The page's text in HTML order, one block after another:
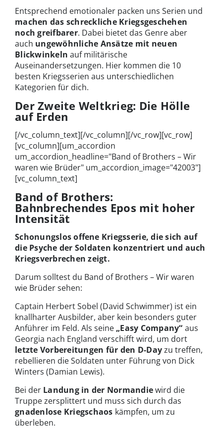
Entsprechend emotionaler packen uns Serien und
machen das schreckliche Kriegsgeschehen
noch greifbarer. Dabei bietet das Genre aber
auch ungewöhnliche Ansätze mit neuen
Blickwinkeln auf militärische
Auseinandersetzungen. Hier kommen die 10
besten Kriegsserien aus unterschiedlichen
Kategorien für dich.
Der Zweite Weltkrieg: Die Hölle
auf Erden
[/vc_column_text][/vc_column][/vc_row][vc_row]
[vc_column][um_accordion
um_accordion_headline="Band of Brothers – Wir
waren wie Brüder" um_accordion_image="42003"]
[vc_column_text]
Band of Brothers:
Bahnbrechendes Epos mit hoher
Intensität
Schonungslos offene Kriegsserie, die sich auf
die Psyche der Soldaten konzentriert und auch
Kriegsverbrechen zeigt.
Darum solltest du Band of Brothers – Wir waren
wie Brüder sehen:
Captain Herbert Sobel (David Schwimmer) ist ein
knallharter Ausbilder, aber kein besonders guter
Anführer im Feld. Als seine „Easy Company“ aus
Georgia nach England verschifft wird, um dort
letzte Vorbereitungen für den D-Dayzu treffen,
rebellieren die Soldaten unter Führung von Dick
Winters (Damian Lewis).
Bei der Landung in der Normandiewird die
Truppe zersplittert und muss sich durch das
gnadenlose Kriegschaos kämpfen, um zu
überleben.